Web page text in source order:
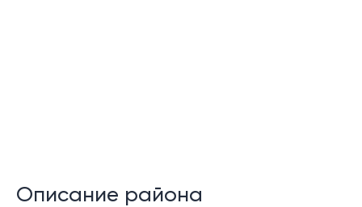
Виллы Sai Taan идеально расположены недалеко от
Описание района